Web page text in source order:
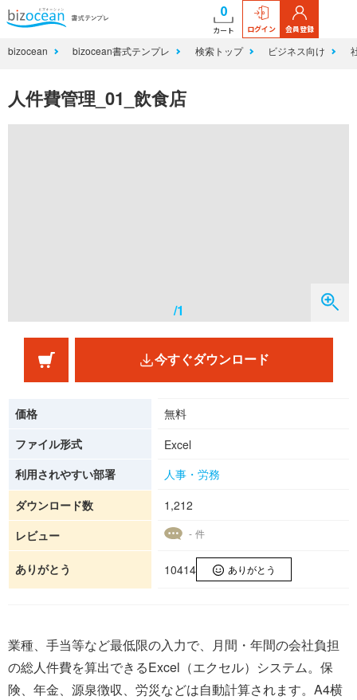
0
カート ログイン 会員登録
bizocean bizocean書式テンプレ 検索トップ ビジネス向け
人件費管理_01_飲食店
/1
今すぐダウンロード
価格
無料
ファイル形式
Excel
利用されやすい部署
人事・労務
ダウンロード数
1,212
レビュー
- 件
ありがとう 10414 ありがとう
業種、手当等など最低限の入力で、月間・年間の会社負担
の総人件費を算出できるExcel（エクセル）システム。保
険、年金、源泉徴収、労災などは自動計算されます。A4横